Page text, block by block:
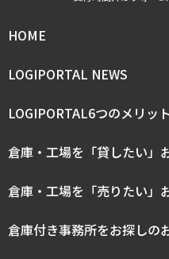
HOME
LOGIPORTAL NEWS
LOGIPORTAL6つのメリット
倉庫・工場を「貸したい」
倉庫・工場を「売りたい」
倉庫付き事務所をお探しの